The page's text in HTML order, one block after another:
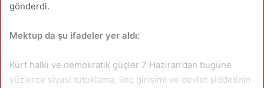
gönderdi.
Mektup da şu ifadeler yer aldı:
Kürt halkı ve demokratik güçler 7 Haziran’dan bugüne
yüzlerce siyasi tutuklama, linç girişimi ve devlet şiddetinin